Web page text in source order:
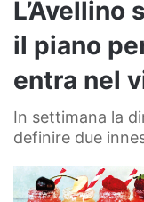
il piano
entra nel
In settimana la
definire due